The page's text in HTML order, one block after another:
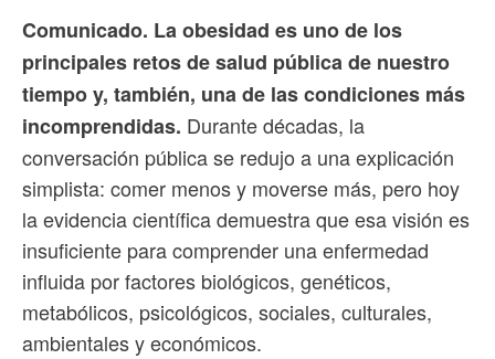
Comunicado. La obesidad es uno de los
principales retos de salud pública de nuestro
tiempo y, también, una de las condiciones más
incomprendidas. Durante décadas, la
conversación pública se redujo a una explicación
simplista: comer menos y moverse más, pero hoy
la evidencia científica demuestra que esa visión es
insuficiente para comprender una enfermedad
influida por factores biológicos, genéticos,
metabólicos, psicológicos, sociales, culturales,
ambientales y económicos.